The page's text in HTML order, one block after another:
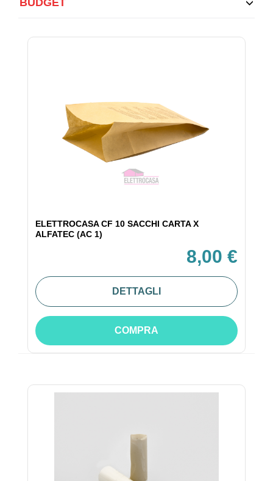
BUDGET
ELETTROCASA CF 10 SACCHI CARTA X
ALFATEC (AC 1)
8,00 €
DETTAGLI
COMPRA